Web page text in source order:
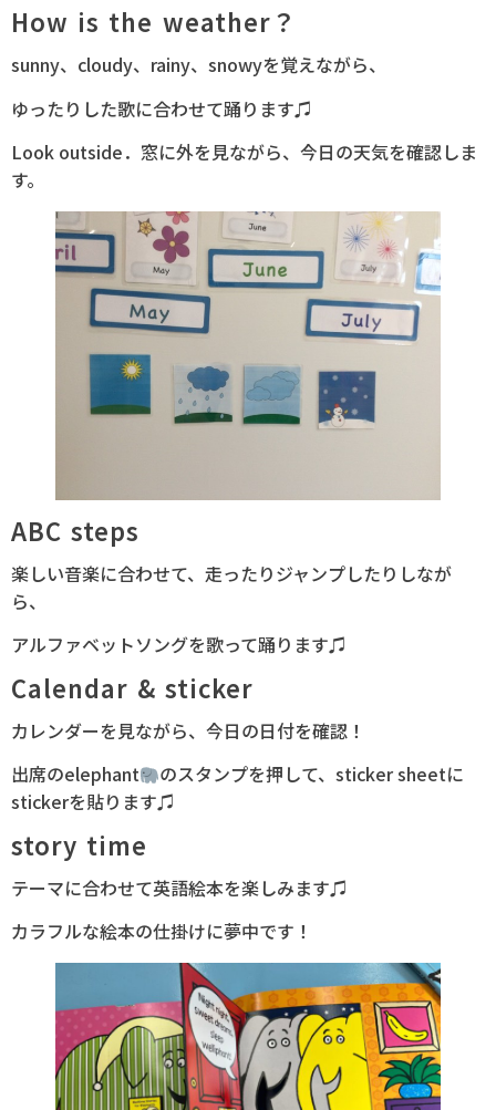
How is the weather？
sunny、cloudy、rainy、snowyを覚えながら、
ゆったりした歌に合わせて踊ります♫
Look outside．窓に外を見ながら、今日の天気を確認しま
す。
ABC steps
楽しい音楽に合わせて、走ったりジャンプしたりしなが
ら、
アルファベットソングを歌って踊ります♫
Calendar & sticker
カレンダーを見ながら、今日の日付を確認！
出席のelephant
のスタンプを押して、sticker sheetに
stickerを貼ります♫
story time
テーマに合わせて英語絵本を楽しみます♫
カラフルな絵本の仕掛けに夢中です！